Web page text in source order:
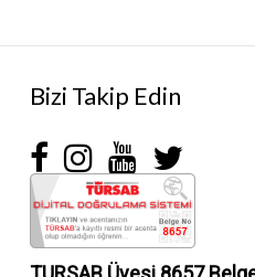
Bizi Takip Edin